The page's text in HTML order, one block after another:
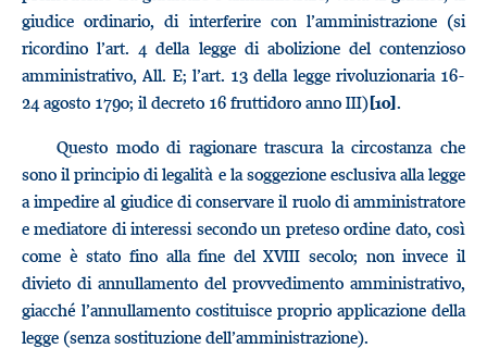
giudice ordinario, di interferire con l’amministrazione (si
ricordino l’art. 4 della legge di abolizione del contenzioso
amministrativo, All. E; l’art. 13 della legge rivoluzionaria 16-
24 agosto 1790; il decreto 16 fruttidoro anno III)[10].
Questo modo di ragionare trascura la circostanza che
sono il principio di legalità e la soggezione esclusiva alla legge
a impedire al giudice di conservare il ruolo di amministratore
e mediatore di interessi secondo un preteso ordine dato, così
come è stato fino alla fine del XVIII secolo; non invece il
divieto di annullamento del provvedimento amministrativo,
giacché l’annullamento costituisce proprio applicazione della
legge (senza sostituzione dell’amministrazione).